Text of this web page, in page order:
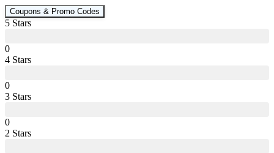
Coupons & Promo Codes
5 Stars
0
4 Stars
0
3 Stars
0
2 Stars